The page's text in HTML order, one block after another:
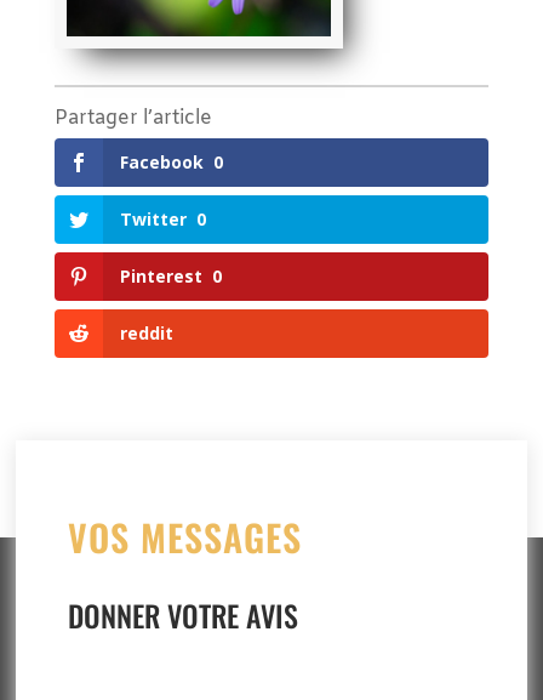
Partager l’article
Facebook 0
Twitter 0
Pinterest 0
reddit
VOS MESSAGES
DONNER VOTRE AVIS